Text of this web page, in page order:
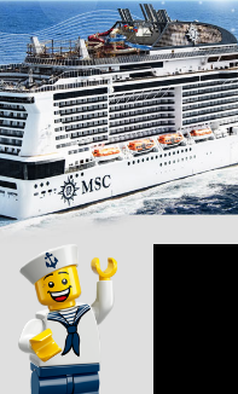
美
洲
郵
輪
紐.
澳